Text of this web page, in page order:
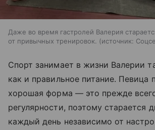
Даже во время гастролей Валерия
от привычных тренировок.
источник:
Спорт занимает в жизни Валерии
как и правильное питание. Певица
хорошая форма — это прежде
регулярности, поэтому старается
каждый день независимо от